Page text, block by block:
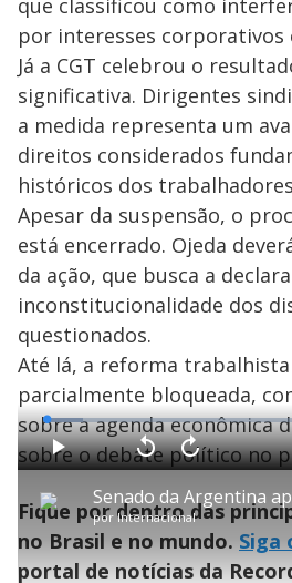
que classificou como
por interesses corporativos
Já a CGT celebrou o
significativa. Dirigentes
a medida representa um
direitos considerados
históricos dos
Apesar da suspensão, o
está encerrado. Ojeda
da ação, que busca a
inconstitucionalidade dos
questionados.
Até lá, a reforma
parcialmente bloqueada,
sobre a agenda econômica
sobre o debate político no
P
por Internacional
P V
t
a
r
0
e
g
A
a
n
a
1
s
e
L
o
a
d
e
0
.
4
5
Fique por dentro das
no Brasil e no mundo. Siga
portal de notícias da